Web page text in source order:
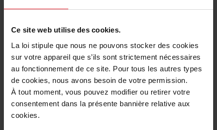
Ce site web utilise des cookies.
La loi stipule que nous ne pouvons stocker des cookies
sur votre appareil que s’ils sont strictement nécessaires
au fonctionnement de ce site. Pour tous les autres types
de cookies, nous avons besoin de votre permission.
À tout moment, vous pouvez modifier ou retirer votre
consentement dans la présente bannière relative aux
cookies.
Politique relative aux avis des clients